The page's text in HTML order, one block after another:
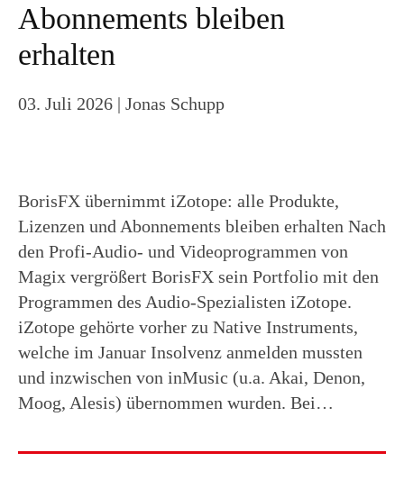
Abonnements bleiben
erhalten
03. Juli 2026 | Jonas Schupp
BorisFX übernimmt iZotope: alle Produkte,
Lizenzen und Abonnements bleiben erhalten Nach
den Profi-Audio- und Videoprogrammen von
Magix vergrößert BorisFX sein Portfolio mit den
Programmen des Audio-Spezialisten iZotope.
iZotope gehörte vorher zu Native Instruments,
welche im Januar Insolvenz anmelden mussten
und inzwischen von inMusic (u.a. Akai, Denon,
Moog, Alesis) übernommen wurden. Bei…